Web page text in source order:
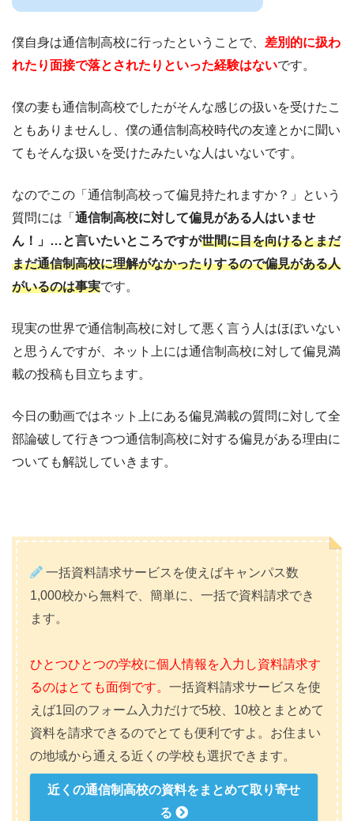
僕自身は通信制高校に行ったということで、 差別的に扱わ
れたり面接で落とされたりといった経験はないです。
僕の妻も通信制高校でしたがそんな感じの扱いを受けたこ
ともありませんし、僕の通信制高校時代の友達とかに聞い
てもそんな扱いを受けたみたいな人はいないです。
なのでこの「通信制高校って偏見持たれますか？」という
質問には「 通信制高校に対して偏見がある人はいませ
ん！」…と言いたいところですが世間に目を向けるとまだ
まだ通信制高校に理解がなかったりするので偏見がある人
がいるのは事実です。
現実の世界で通信制高校に対して悪く言う人はほぼいない
と思うんですが、ネット上には通信制高校に対して偏見満
載の投稿も目立ちます。
今日の動画ではネット上にある偏見満載の質問に対して全
部論破して行きつつ通信制高校に対する偏見がある理由に
ついても解説していきます。
一括資料請求サービスを使えばキャンパス数
1,000校から無料で、簡単に、一括で資料請求でき
ます。
ひとつひとつの学校に個人情報を入力し資料請求す
るのはとても面倒です。 一括資料請求サービスを使
えば1回のフォーム入力だけで5校、10校とまとめて
資料を請求できるのでとても便利ですよ。お住まい
の地域から通える近くの学校も選択できます。
近くの通信制高校の資料をまとめて取り寄せ
る